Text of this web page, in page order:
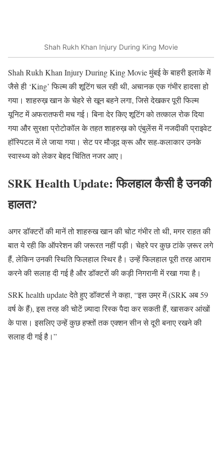
Shah Rukh Khan Injury During King Movie
Shah Rukh Khan Injury During King Movie मुंबई के बाहरी इलाके में
जैसे ही ‘King’ फिल्म की शूटिंग चल रही थी, अचानक एक गंभीर हादसा हो
गया। शाहरुख़ खान के चेहरे से खून बहने लगा, जिसे देखकर पूरी फिल्म
यूनिट में अफरातफरी मच गई। बिना देर किए शूटिंग को तत्काल रोक दिया
गया और सुरक्षा प्रोटोकॉल के तहत शाहरुख़ को एंबुलेंस में नजदीकी प्राइवेट
हॉस्पिटल में ले जाया गया। सेट पर मौजूद क्रू और सह-कलाकार उनके
स्वास्थ्य को लेकर बेहद चिंतित नजर आए।
SRK Health Update: फिलहाल कैसी है उनकी
हालत?
अगर डॉक्टरों की मानें तो शाहरुख खान की चोट गंभीर तो थी, मगर राहत की
बात ये रही कि ऑपरेशन की जरूरत नहीं पड़ी। चेहरे पर कुछ टांके ज़रूर लगे
हैं, लेकिन उनकी स्थिति फिलहाल स्थिर है। उन्हें फिलहाल पूरी तरह आराम
करने की सलाह दी गई है और डॉक्टरों की कड़ी निगरानी में रखा गया है।
SRK health update देते हुए डॉक्टर्स ने कहा, “इस उम्र में (SRK अब 59
वर्ष के हैं), इस तरह की चोटें ज़्यादा रिस्क पैदा कर सकती हैं, खासकर आंखों
के पास। इसलिए उन्हें कुछ हफ्तों तक एक्शन सीन से दूरी बनाए रखने की
सलाह दी गई है।”